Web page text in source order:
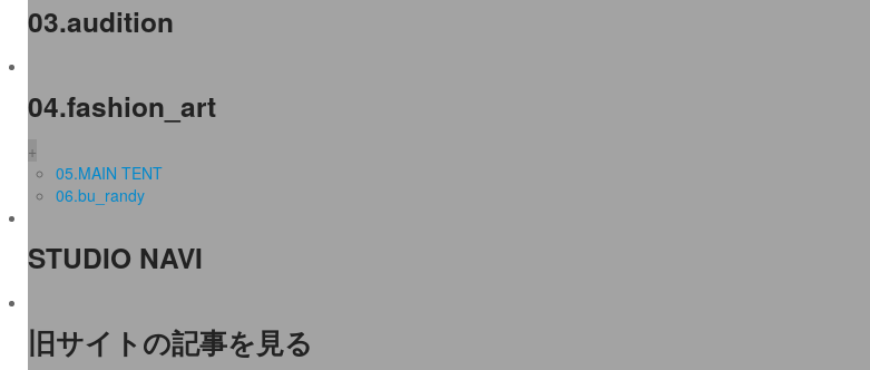
03.audition
04.fashion_art
+
05.MAIN TENT
06.bu_randy
STUDIO NAVI
旧サイトの記事を見る